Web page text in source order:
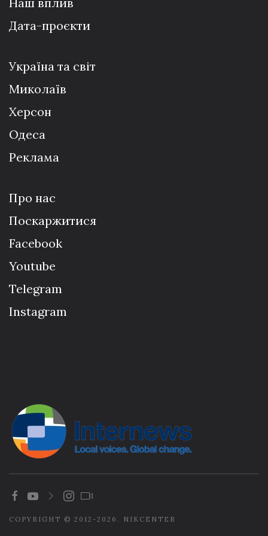
Дата-проєкти
Україна та світ
Миколаїв
Херсон
Одеса
Реклама
Про нас
Поскаржитися
Facebook
Youtube
Telegram
Instagram
COPYRIGHT © 2012-2026. NIKCENTER